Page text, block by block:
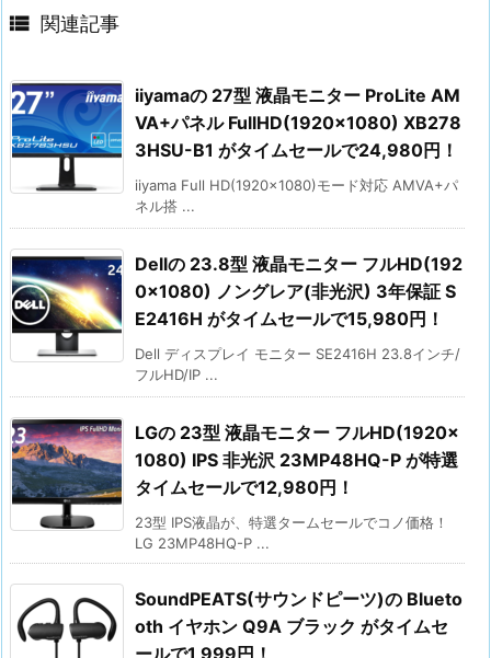
 関連記事
iiyamaの 27型 液晶モニター ProLite AM
VA+パネル FullHD(1920×1080) XB278
3HSU-B1 がタイムセールで24,980円！
iiyama Full HD(1920x1080)モード対応 AMVA+パ
ネル搭 ...
Dellの 23.8型 液晶モニター フルHD(192
0×1080) ノングレア(非光沢) 3年保証 S
E2416H がタイムセールで15,980円！
Dell ディスプレイ モニター SE2416H 23.8インチ/
フルHD/IP ...
LGの 23型 液晶モニター フルHD(1920×
1080) IPS 非光沢 23MP48HQ-P が特選
タイムセールで12,980円！
23型 IPS液晶が、特選タームセールでコノ価格！
LG 23MP48HQ-P ...
SoundPEATS(サウンドピーツ)の Blueto
oth イヤホン Q9A ブラック がタイムセ
ールで1,999円！